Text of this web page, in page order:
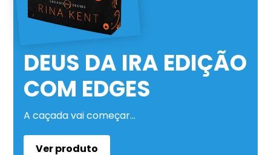
DEUS DA IRA EDIÇÃO
COM EDGES
A caçada vai começar…
Ver produto